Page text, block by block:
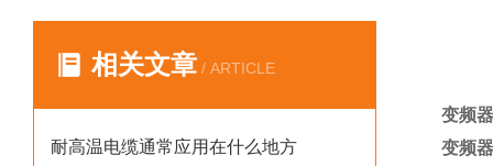
相关文章 / ARTICLE
耐高温电缆通常应用在什么地方
变频
变频